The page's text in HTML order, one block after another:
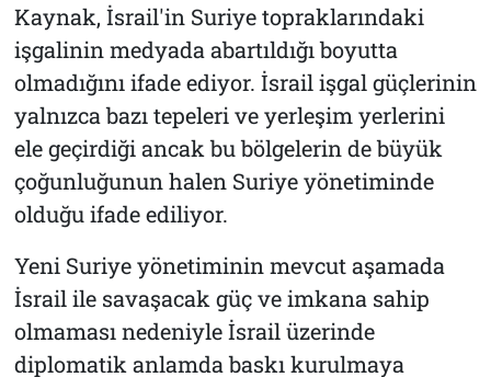
Kaynak, İsrail'in Suriye topraklarındaki
işgalinin medyada abartıldığı boyutta
olmadığını ifade ediyor. İsrail işgal güçlerinin
yalnızca bazı tepeleri ve yerleşim yerlerini
ele geçirdiği ancak bu bölgelerin de büyük
çoğunluğunun halen Suriye yönetiminde
olduğu ifade ediliyor.
Yeni Suriye yönetiminin mevcut aşamada
İsrail ile savaşacak güç ve imkana sahip
olmaması nedeniyle İsrail üzerinde
diplomatik anlamda baskı kurulmaya